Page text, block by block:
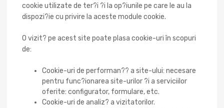
cookie utilizate de ter?i ?i la op?iunile pe care le au la
dispozi?ie cu privire la aceste module cookie.
O vizit? pe acest site poate plasa cookie-uri în scopuri
de:
Cookie-uri de performan?? a site-ului: necesare
pentru func?ionarea site-urilor ?i a serviciilor
oferite: configurator, formulare, etc.
Cookie-uri de analiz? a vizitatorilor.